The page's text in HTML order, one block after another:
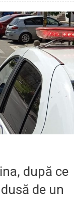
după ce
de un